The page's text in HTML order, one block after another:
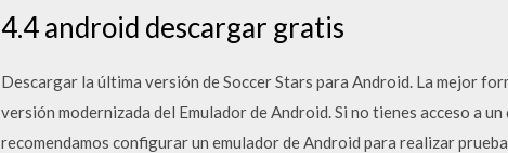
4.4 android descargar gratis
Descargar la última versión de Soccer Stars para Android. La mejor
versión modernizada del Emulador de Android. Si no tienes acceso a
recomendamos configurar un emulador de Android para realizar